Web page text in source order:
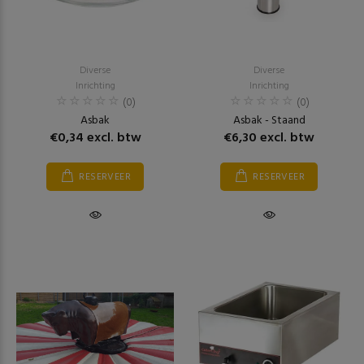
Diverse
Inrichting
(0)
Asbak
€0,34 excl. btw
RESERVEER
Diverse
Inrichting
(0)
Asbak - Staand
€6,30 excl. btw
RESERVEER